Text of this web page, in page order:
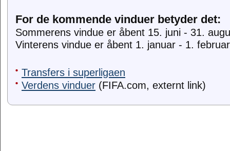
For de kommende vinduer betyder det:
Sommerens vindue er åbent 15. juni - 31.
Vinterens vindue er åbent 1. januar - 1.
Transfers i superligaen
Verdens vinduer (FIFA.com, externt link)